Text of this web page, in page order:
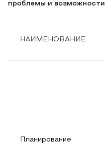
проблемы и возможности
НАИМЕНОВАНИЕ
Планирование